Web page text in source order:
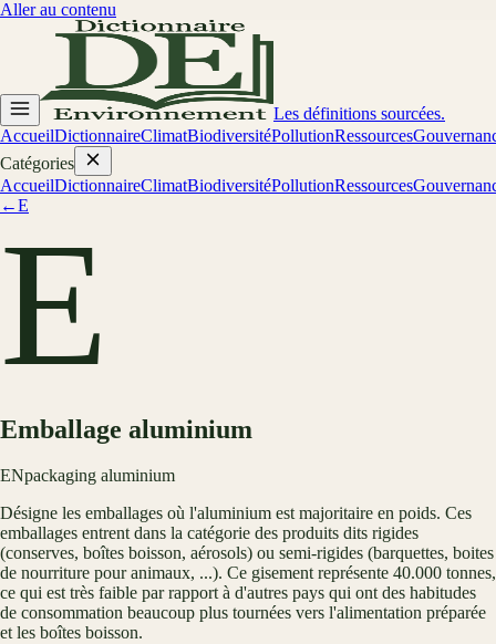
Aller au contenu
Les définitions sourcées.
AccueilDictionnaireClimatBiodiversitéPollutionRessources
Catégories
AccueilDictionnaireClimatBiodiversitéPollutionRessources
←E
E
Emballage aluminium
ENpackaging aluminium
Désigne les emballages où l'aluminium est majoritaire en poids. Ces
emballages entrent dans la catégorie des produits dits rigides
(conserves, boîtes boisson, aérosols) ou semi-rigides (barquettes, boites
de nourriture pour animaux, ...). Ce gisement représente 40.000 tonnes,
ce qui est très faible par rapport à d'autres pays qui ont des habitudes
de consommation beaucoup plus tournées vers l'alimentation préparée
et les boîtes boisson.